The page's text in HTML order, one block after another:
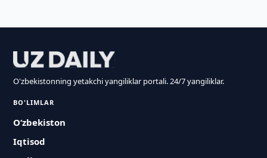
O'zbekistonning yetakchi yangiliklar portali. 24/7 yangiliklar.
BO'LIMLAR
O‘zbekiston
Iqtisod